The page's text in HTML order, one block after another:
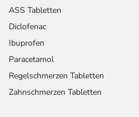
ASS Tabletten
Diclofenac
Ibuprofen
Paracetamol
Regelschmerzen Tabletten
Zahnschmerzen Tabletten